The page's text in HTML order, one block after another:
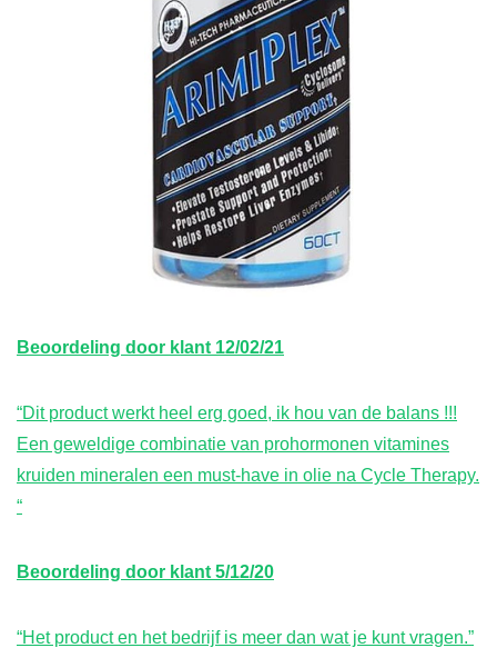
Beoordeling door klant 12/02/21
“Dit product werkt heel erg goed, ik hou van de balans !!!
Een geweldige combinatie van prohormonen vitamines
kruiden mineralen een must-have in olie na Cycle Therapy.
“
Beoordeling door klant 5/12/20
“Het product en het bedrijf is meer dan wat je kunt vragen.”